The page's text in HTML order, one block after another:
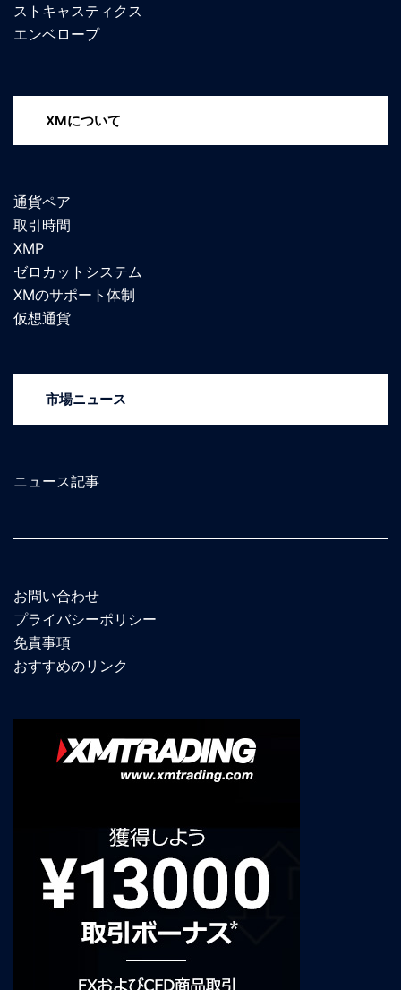
ストキャスティクス
エンベロープ
XMについて
通貨ペア
取引時間
XMP
ゼロカットシステム
XMのサポート体制
仮想通貨
市場ニュース
ニュース記事
お問い合わせ
プライバシーポリシー
免責事項
おすすめのリンク